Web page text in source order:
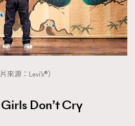
片來源：Levi’s®）
Don’t Cry